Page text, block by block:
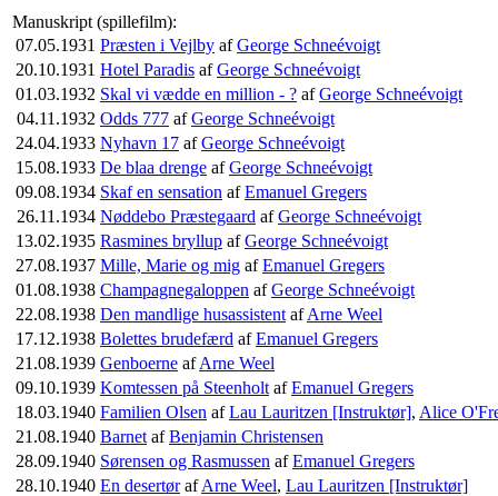
Manuskript (spillefilm):
07.05.1931 Præsten i Vejlby afGeorge Schneévoigt
20.10.1931 Hotel Paradis afGeorge Schneévoigt
01.03.1932 Skal vi vædde en million - ? afGeorge Schneévoigt
04.11.1932 Odds 777 afGeorge Schneévoigt
24.04.1933 Nyhavn 17 afGeorge Schneévoigt
15.08.1933 De blaa drenge afGeorge Schneévoigt
09.08.1934 Skaf en sensation afEmanuel Gregers
26.11.1934 Nøddebo Præstegaard afGeorge Schneévoigt
13.02.1935 Rasmines bryllup afGeorge Schneévoigt
27.08.1937 Mille, Marie og mig afEmanuel Gregers
01.08.1938 Champagnegaloppen afGeorge Schneévoigt
22.08.1938 Den mandlige husassistent afArne Weel
17.12.1938 Bolettes brudefærd afEmanuel Gregers
21.08.1939 Genboerne afArne Weel
09.10.1939 Komtessen på Steenholt afEmanuel Gregers
18.03.1940 Familien Olsen afLau Lauritzen [Instruktør], Alice
21.08.1940 Barnet afBenjamin Christensen
28.09.1940 Sørensen og Rasmussen afEmanuel Gregers
28.10.1940 En desertørafArne Weel, Lau Lauritzen [Instruktør]